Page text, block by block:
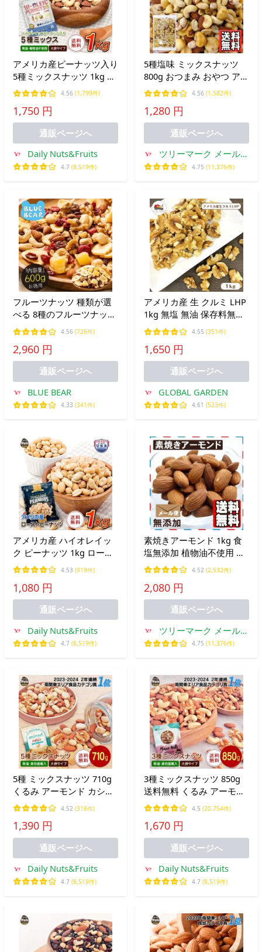
アメリカ産ピーナッツ入り
5種ミックスナッツ 1kg ハ
イオレイックピーナッツ
アーモンド 生くるみ カシ
ューナッツ マカダミアナ
ッツ 落花生 素焼き 無塩
送料無料
4.56 (1,799件)
1,750 円
通販ページへ
Daily Nuts&Fruits
4.7 (8,519件)
5種塩味 ミックスナッツ
800g おつまみ おやつ アー
モンド カシューナッツ ピ
ーナッツ ジャイアントコ
ーン 豆菓子
4.56 (1,582件)
1,280 円
通販ページへ
ツリーマーク メール便
専門支店
4.75 (11,376件)
フルーツナッツ 種類が選
べる 8種のフルーツナッツ
600g 素焼き アーモンド カ
シューナッツ クルミ マカ
ダミア レーズン クランベ
リー リンゴ お中元 爆買
4.56 (726件)
2,960 円
通販ページへ
BLUE BEAR
4.33 (341件)
アメリカ産 生 クルミ LHP
1kg 無塩 無油 保存料無添
加 ナッツ くるみ 胡桃 お
やつ 製菓 製パン メール便
送料無料
4.55 (351件)
1,650 円
通販ページへ
GLOBAL GARDEN
4.61 (523件)
アメリカ産 ハイオレイッ
ク ピーナッツ 1kg ロース
トピーナッツ 素焼き 落花
生 国内加工 無塩 添加物不
使用 植物油不使用 おつま
み チャック付き袋
4.53 (919件)
1,080 円
通販ページへ
Daily Nuts&Fruits
4.7 (8,519件)
素焼きアーモンド 1kg 食
塩無添加 植物油不使用 送
料無料 ナッツ 無塩
4.52 (2,532件)
2,080 円
通販ページへ
ツリーマーク メール便
専門支店
4.75 (11,376件)
5種 ミックスナッツ 710g
くるみ アーモンド カシュ
ーナッツ マカダミアナッ
ツ ハイオレイックピーナ
ッツ 無塩 添加物不使用
植物油不使用
4.52 (318件)
1,390 円
通販ページへ
Daily Nuts&Fruits
4.7 (8,519件)
3種ミックスナッツ 850g
送料無料 くるみ アーモン
ド カシューナッツ 無塩 添
加物不使用 植物油不使用
チャック付き袋
4.5 (20,754件)
1,670 円
通販ページへ
Daily Nuts&Fruits
4.7 (8,519件)